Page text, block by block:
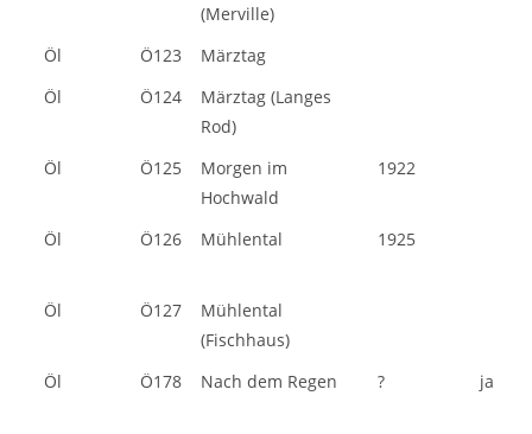
(Merville)
Öl Ö123
Märztag
Öl
Ö124
Märztag (Langes
Rod)
Öl
Ö125
Morgen im
Hochwald
1922
Öl Ö126 Mühlental 1925
Öl Ö127
Mühlental
(Fischhaus)
Öl
Ö178 Nach dem Regen ? ja